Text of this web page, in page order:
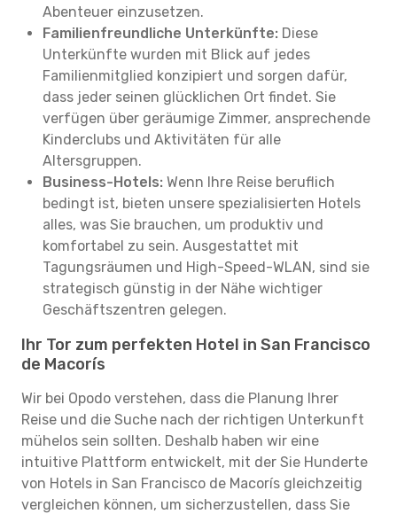
Abenteuer einzusetzen.
Familienfreundliche Unterkünfte: Diese
Unterkünfte wurden mit Blick auf jedes
Familienmitglied konzipiert und sorgen dafür,
dass jeder seinen glücklichen Ort findet. Sie
verfügen über geräumige Zimmer, ansprechende
Kinderclubs und Aktivitäten für alle
Altersgruppen.
Business-Hotels: Wenn Ihre Reise beruflich
bedingt ist, bieten unsere spezialisierten Hotels
alles, was Sie brauchen, um produktiv und
komfortabel zu sein. Ausgestattet mit
Tagungsräumen und High-Speed-WLAN, sind sie
strategisch günstig in der Nähe wichtiger
Geschäftszentren gelegen.
Ihr Tor zum perfekten Hotel in San Francisco
de Macorís
Wir bei Opodo verstehen, dass die Planung Ihrer
Reise und die Suche nach der richtigen Unterkunft
mühelos sein sollten. Deshalb haben wir eine
intuitive Plattform entwickelt, mit der Sie Hunderte
von Hotels in San Francisco de Macorís gleichzeitig
vergleichen können, um sicherzustellen, dass Sie